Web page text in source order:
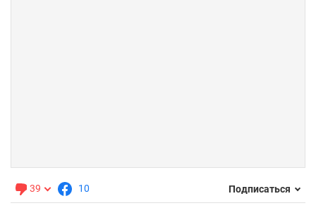
39 10 Подписаться